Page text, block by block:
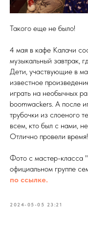
Такого еще не было!
4 мая в кафе Калачи
музыкальный завтрак,
Дети, участвующие в
известное
играть на необычных
boomwackers. А после
трубочки из слоеного
всем, кто был с нами,
Отлично провели время!
Фото с мастер-класса
официальном группе
по ссылке.
2024-05-05 23:21